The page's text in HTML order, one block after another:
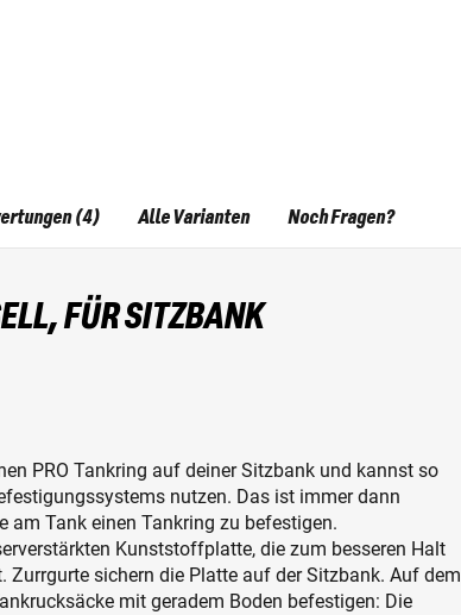
FÜR SITZBANK
PRO Tankring auf deiner Sitzbank und kannst so
nutzen. Das ist immer dann
am Tank einen Tankring zu befestigen.
Kunststoffplatte, die zum besseren Halt
Zurrgurte sichern die Platte auf der Sitzbank. Auf dem
mit geradem Boden befestigen: Die
(4) Alle Varianten Noch Fragen?